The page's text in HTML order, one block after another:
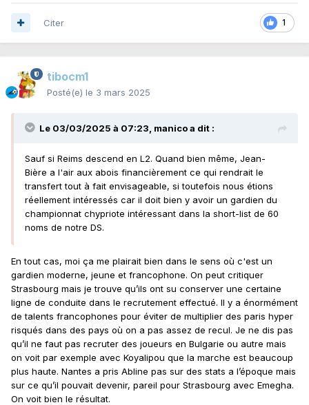
1
Citer
tibocm1
Posté(e) le 3 mars 2025
Le 03/03/2025 à 07:23, manicoa dit :
Sauf si Reims descend en L2. Quand bien même, Jean-
Bière a l'air aux abois financièrement ce qui rendrait le
transfert tout à fait envisageable, si toutefois nous étions
réellement intéressés car il doit bien y avoir un gardien du
championnat chypriote intéressant dans la short-list de 60
noms de notre DS.
En tout cas, moi ça me plairait bien dans le sens où c'est un
gardien moderne, jeune et francophone. On peut critiquer
Strasbourg mais je trouve qu’ils ont su conserver une certaine
ligne de conduite dans le recrutement effectué. Il y a énormément
de talents francophones pour éviter de multiplier des paris hyper
risqués dans des pays où on a pas assez de recul. Je ne dis pas
qu’il ne faut pas recruter des joueurs en Bulgarie ou autre mais
on voit par exemple avec Koyalipou que la marche est beaucoup
plus haute. Nantes a pris Abline pas sur des stats a l’époque mais
sur ce qu’il pouvait devenir, pareil pour Strasbourg avec Emegha.
On voit bien le résultat.